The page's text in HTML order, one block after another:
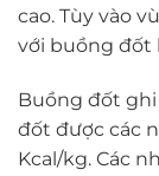
cao. Tùy vào
với buồng đốt
Buồng đốt ghi
đốt được các
Kcal/kg. Các